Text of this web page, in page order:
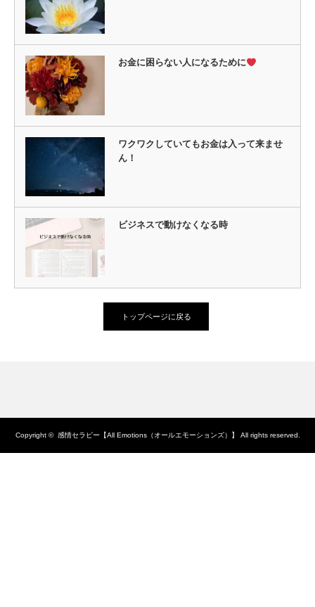
お金に困らない人になるために
ワクワクしていてもお金は入って来ませ
ん！
ビジネスで動けなくなる時
トップページに戻る
Copyright © 感情セラピー【All Emotions（オールエモーションズ）】 All rights reserved.